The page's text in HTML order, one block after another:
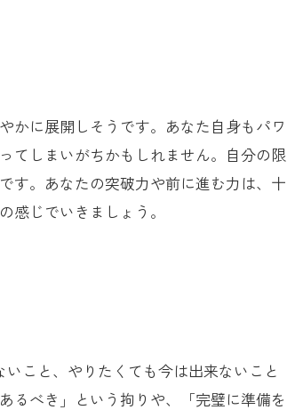
かに展開しそうです。あなた自身もパワ
てしまいがちかもしれません。自分の限
す。あなたの突破力や前に進む力は、十
感じでいきましょう。
こと、やりたくても今は出来ないこと
るべき」という拘りや、「完璧に準備を